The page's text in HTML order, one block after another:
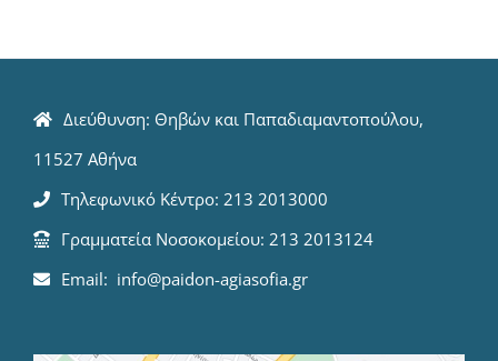
Διεύθυνση: Θηβών και Παπαδιαμαντοπούλου,
11527 Αθήνα
Τηλεφωνικό Κέντρο: 213 2013000
Γραμματεία Νοσοκομείου: 213 2013124
Email: info@paidon-agiasofia.gr